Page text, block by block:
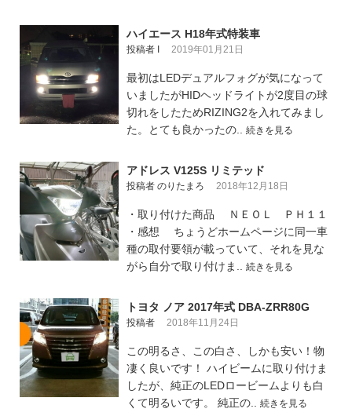
ハイエース H18年式特装車
投稿者 I 2019年01月21日
最初はLEDデュアルフォグが気になって
いましたがHIDヘッドライトが2度目の球
切れをしたためRIZING2を入れてみまし
た。とても良かったの.. 続きを見る
アドレス V125S リミテッド
投稿者 のりたまろ 2018年12月18日
・取り付けた商品 ＮＥＯＬ ＰＨ１１
・感想 ちょうどホームページに同一車
種の取付要領が載っていて、それを見な
がら自分で取り付けま.. 続きを見る
トヨタ ノア 2017年式 DBA-ZRR80G
投稿者 2018年11月24日
この明るさ、この白さ、しかも安い！物
凄く良いです！ ハイビームに取り付けま
したが、純正のLEDロービームよりも白
くて明るいです。 純正の.. 続きを見る